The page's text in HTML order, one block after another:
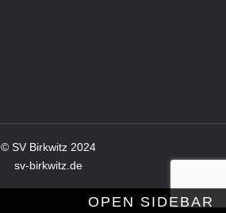
OPEN SIDEBAR
© SV Birkwitz 2024
sv-birkwitz.de